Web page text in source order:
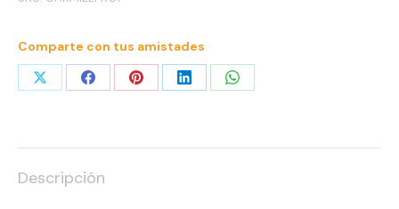
Comparte con tus amistades
Share Share Share Share Share
Descripción